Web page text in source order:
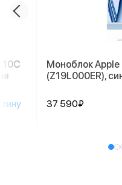
10C
Моноблок
(Z19L000ER),
37 590₽